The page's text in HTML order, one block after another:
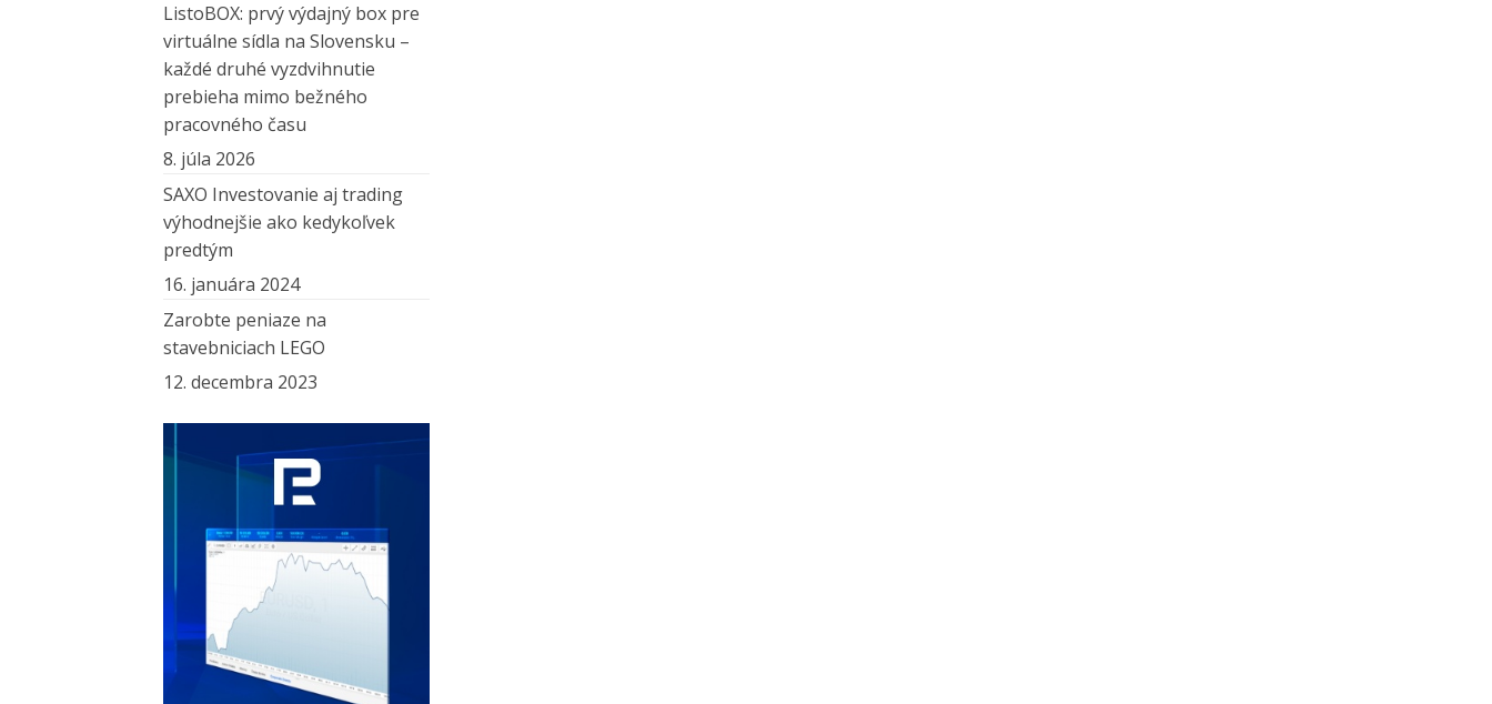
ListoBOX: prvý výdajný box pre
virtuálne sídla na Slovensku –
každé druhé vyzdvihnutie
prebieha mimo bežného
pracovného času
8. júla 2026
SAXO Investovanie aj trading
výhodnejšie ako kedykoľvek
predtým
16. januára 2024
Zarobte peniaze na
stavebniciach LEGO
12. decembra 2023